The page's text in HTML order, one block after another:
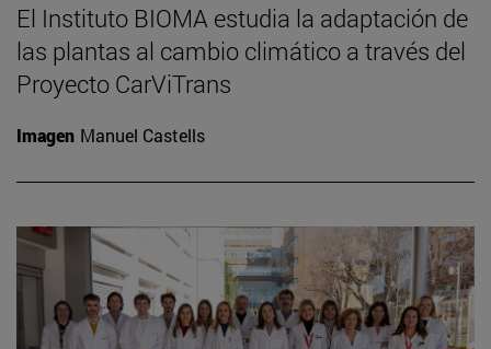
El Instituto BIOMA estudia la adaptación de
las plantas al cambio climático a través del
Proyecto CarViTrans
Imagen Manuel Castells